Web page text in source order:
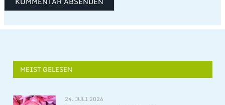
MEIST GELESEN
24. JULI 2026